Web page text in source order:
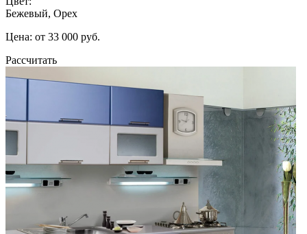
Бежевый, Орех
Цена: от 33 000 руб.
Рассчитать